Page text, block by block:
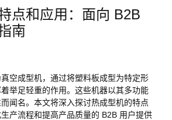
点和应用：面向 B2B
南
空成型机，通过将塑料板成型为特定形
举足轻重的作用。这些机器以其多功能
闻名。本文将深入探讨热成型机的特点
产流程和提高产品质量的 B2B 用户提供